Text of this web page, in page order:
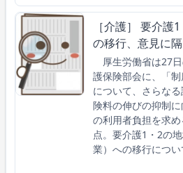
［介護］ 要介護
の移行、意見に
厚生労働省は27
護保険部会に、「制
について、さらな
険料の伸びの抑制
の利用者負担を求
点。要介護1・2の
業）への移行につ